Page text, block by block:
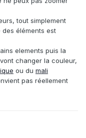
tout simplement
éléments est
elements puis la
changer la couleur,
ou du mali
pas réellement